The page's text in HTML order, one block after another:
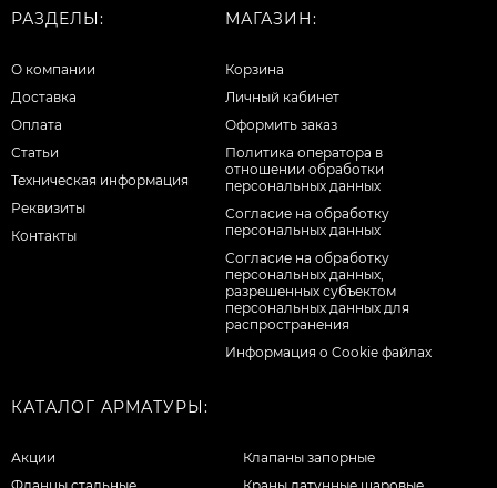
РАЗДЕЛЫ:
О компании
Доставка
Оплата
Статьи
Техническая информация
Реквизиты
Контакты
МАГАЗИН:
Корзина
Личный кабинет
Оформить заказ
Политика оператора в
отношении обработки
персональных данных
Согласие на обработку
персональных данных
Cогласие на обработку
персональных данных,
разрешенных субъектом
персональных данных для
распространения
Информация о Cookie файлах
КАТАЛОГ АРМАТУРЫ:
Акции
Клапаны запорные